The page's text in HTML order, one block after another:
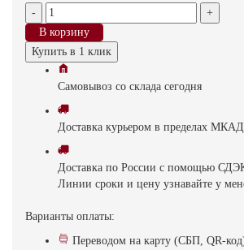
-
+
В корзину
Купить в 1 клик
Самовывоз со склада cегодня
Доставка курьером в пределах МКАД
Доставка по России с помощью
Линии сроки и цену узнавайте у
Варианты оплаты:
Переводом на карту (СБП, QR-